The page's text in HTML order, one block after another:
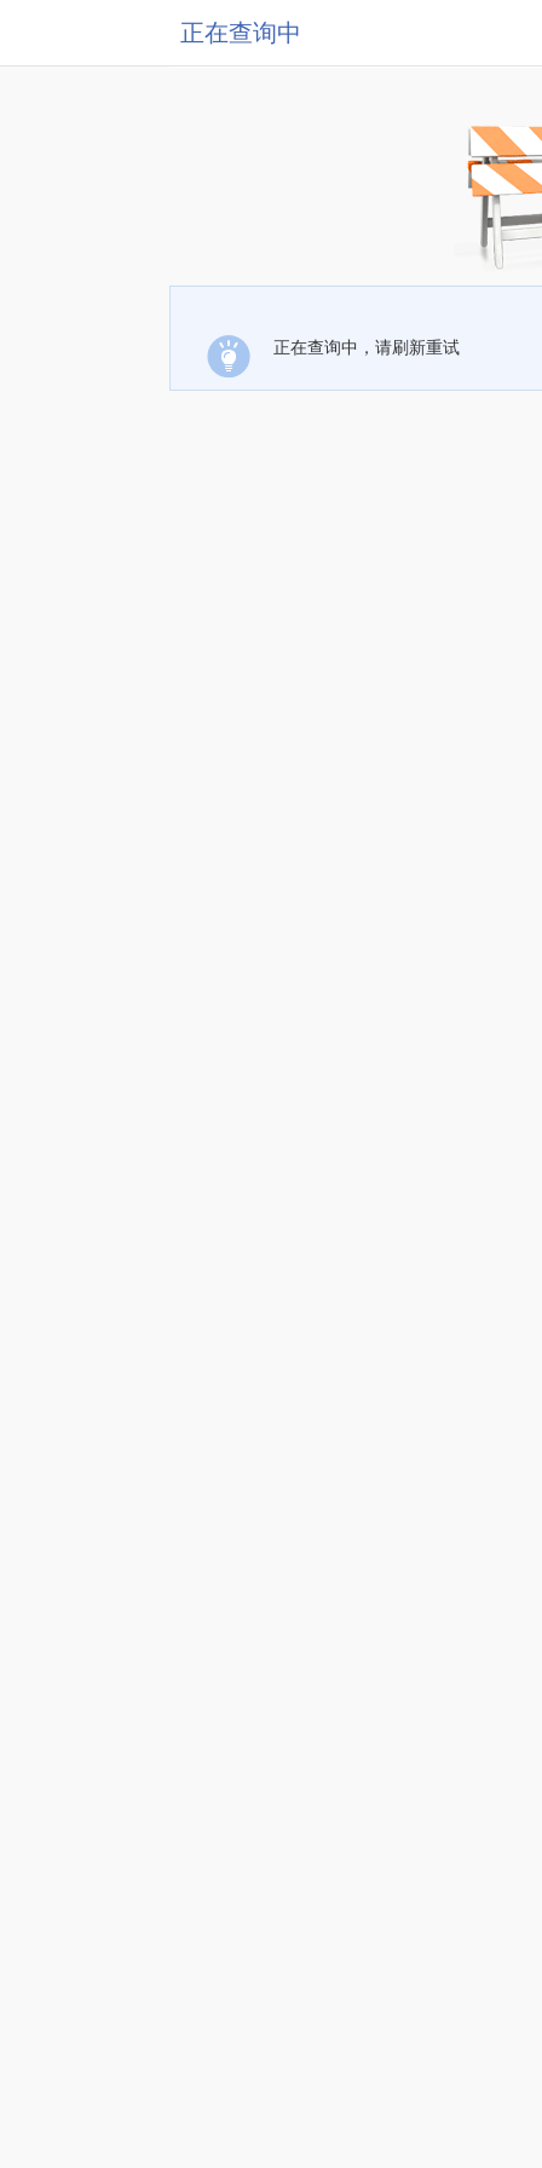
正在查询中
正在查询中，请刷新重试